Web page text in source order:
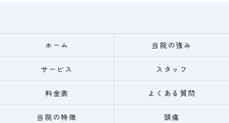
ホーム 当院の強み
サービス スタッフ
料金表 よくある質問
当院の特徴 頭痛